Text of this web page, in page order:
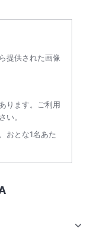
提供された画像
ります。ご利用
い。
おとな1名あた